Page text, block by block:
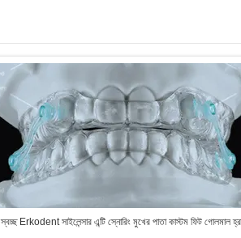
স্বচ্ছ Erkodent সাইলেন্সার এন্টি স্নোরিং মুখের পাতা কাস্টম ফিট গোলমাল